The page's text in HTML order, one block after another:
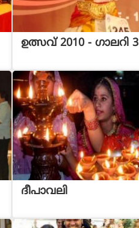
ഉത്സവ് 2010 - ഗാലറി 3
ദീപാവലി